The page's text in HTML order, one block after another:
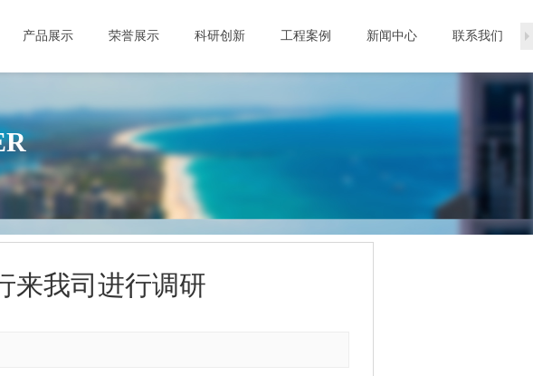
产品展示 荣誉展示 科研创新 工程案例 新闻中心 联系我们
来我司进行调研